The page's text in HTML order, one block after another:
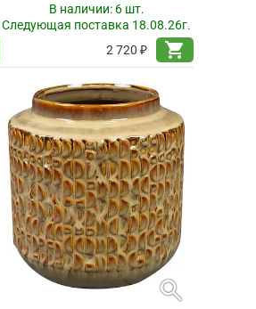
В наличии: 6 шт.
Следующая поставка 18.08.26г.
2 720 ₽
shopping_cart
search